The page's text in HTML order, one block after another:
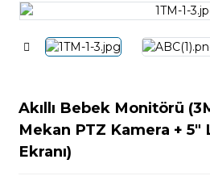
Akıllı Bebek Monitörü
Mekan PTZ Kamera + 5″
Ekranı)